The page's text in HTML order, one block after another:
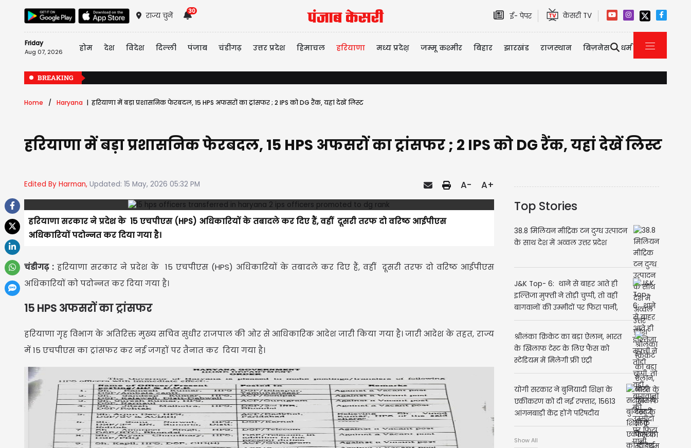
राज्य चुनें
30
ई- पेपर केसरी TV
Friday
Aug 07, 2026 होम देश विदेश दिल्ली पंजाब चंडीगढ़ उत्तर प्रदेश हिमाचल हरियाणा मध्य प्रदेश़ जम्मू कश्मीर बिहार झारखंड राजस्थान बिज़नेस धर्म
BREAKING
Home Haryana हरियाणा में बड़ा प्रशासनिक फेरबदल, 15 HPS अफसरों का ट्रांसफर ; 2 IPS को DG रैंक, यहां देखें लिस्ट
हरियाणा में बड़ा प्रशासनिक फेरबदल, 15 HPS अफसरों का ट्रांसफर ; 2 IPS को DG रैंक, यहां देखें लिस्ट
Edited By Harman, Updated: 15 May, 2026 05:32 PM A- A+
हरियाणा सरकार ने प्रदेश के 15 एचपीएस (HPS) अधिकारियों के तबादले कर दिए हैं, वहीं दूसरी तरफ दो वरिष्ठ आईपीएस
अधिकारियों पदोन्नत कर दिया गया है।
चंडीगढ़ :हरियाणा सरकार ने प्रदेश के 15 एचपीएस (HPS) अधिकारियों के तबादले कर दिए हैं, वहीं दूसरी तरफ दो वरिष्ठ आईपीएस
अधिकारियों को पदोन्नत कर दिया गया है।
15 HPS अफसरों का ट्रांसफर
हरियाणा गृह विभाग के अतिरिक्त मुख्य सचिव सुधीर राजपाल की ओर से आधिकारिक आदेश जारी किया गया है। जारी आदेश के तहत, राज्य
में 15 एचपीएस का ट्रांसफर कर नई जगहों पर तैनात कर दिया गया है।
Top Stories
38.8 मिलियन मीट्रिक टन दुग्ध उत्पादन
के साथ देश में अव्वल उत्तर प्रदेश
J&K Top- 6: थाने से बाहर आते ही
इल्तिजा मुफ्ती ने तोड़ी चुप्पी, तो वहीं
बागवानों की उम्मीदों पर फिरा पानी,
पढ़ें...
श्रीलंका क्रिकेट का बड़ा ऐलान, भारत
के खिलाफ टेस्ट के लिए फैंस को
स्टेडियम में मिलेगी फ्री एंट्री
योगी सरकार ने बुनियादी शिक्षा के
एकीकरण को दी नई रफ्तार, 15613
आंगनबाड़ी केंद्र होंगे परिषदीय
विद्यालय परिसरों में स्थानांतरित
Show All